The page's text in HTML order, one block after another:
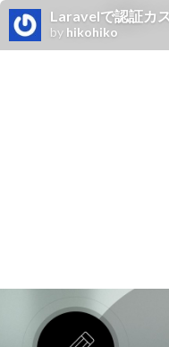
Laravelで認証カ
by hikohiko